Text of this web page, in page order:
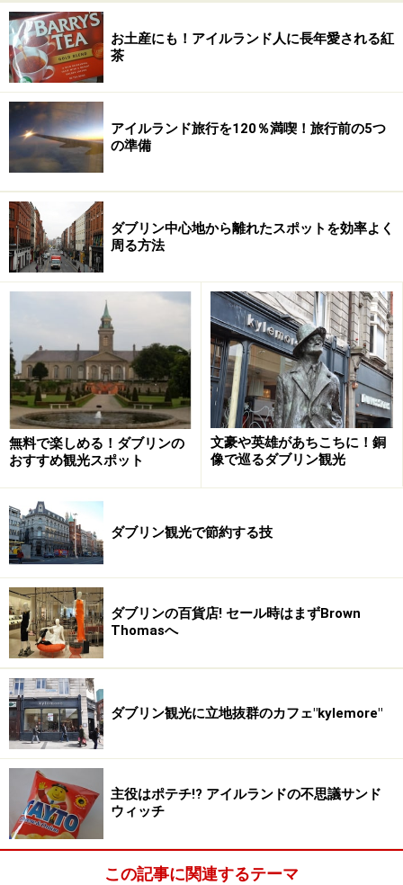
ちなみに、絵の中に描かれているタルボット家の人たち
はこの戦いに出る前もこのダイニングルームで朝食をと
ったといわれています。
当時の暮らしと時代背景を語る品々に注
目！
お城の中を通らなくても仕事ができるようにとつくられた会
計士専用の入り口
黄色い大理石でつくられた暖炉やピエトロ・ボッシが手
がけた修復方法がわからない技術でつくられたテーブル
など、マラハイドキャッスルには「お城」と聞いて思い
浮かべるような豪華な品々がたくさんあるのですが、そ
のほかに注目してほしいのは、当時の時代背景や慣習が
見え隠れするユニークな品々。たとえば椅子に座った際
に顔が隠れるくらいの高さになる織物のスクリーン。当
時は女性のお化粧にワックスを主原料にした白く厚いフ
ーンで顔にあたる熱を遮断することでワックスがとけ
ず、メイクを長時間キープしていたのだそう。
また、ユニークな形の長椅子の両サイドには特別に女性
のためのスペースが設けられており、未婚の女性が１人
で男性の隣に座ってはならなかったという当時の社交界
のルールを物語る貴重な調度品のひとつになっていま
す。
またツアーガイドさんのコメントに一堂驚いたのが「チ
ェンバ−ポット」と呼ばれる木製の樽。こちらはなん
と、室内用おまるとのこと。でも当時の時代を考えれ
ば、お城とはいえこんな暮らしが当たり前だったのです
よね。
お土産にも！アイルランド人に長年愛される紅
茶
アイルランド旅行を120％満喫！旅行前の5つ
の準備
ダブリン中心地から離れたスポットを効率よく
周る方法
無料で楽しめる！ダブリンの
おすすめ観光スポット
文豪や英雄があちこちに！銅
像で巡るダブリン観光
ダブリン観光で節約する技
ダブリンの百貨店! セール時はまずBrown
Thomasへ
ダブリン観光に立地抜群のカフェ"kylemore"
主役はポテチ!? アイルランドの不思議サンド
ウィッチ
この記事に関連するテーマ